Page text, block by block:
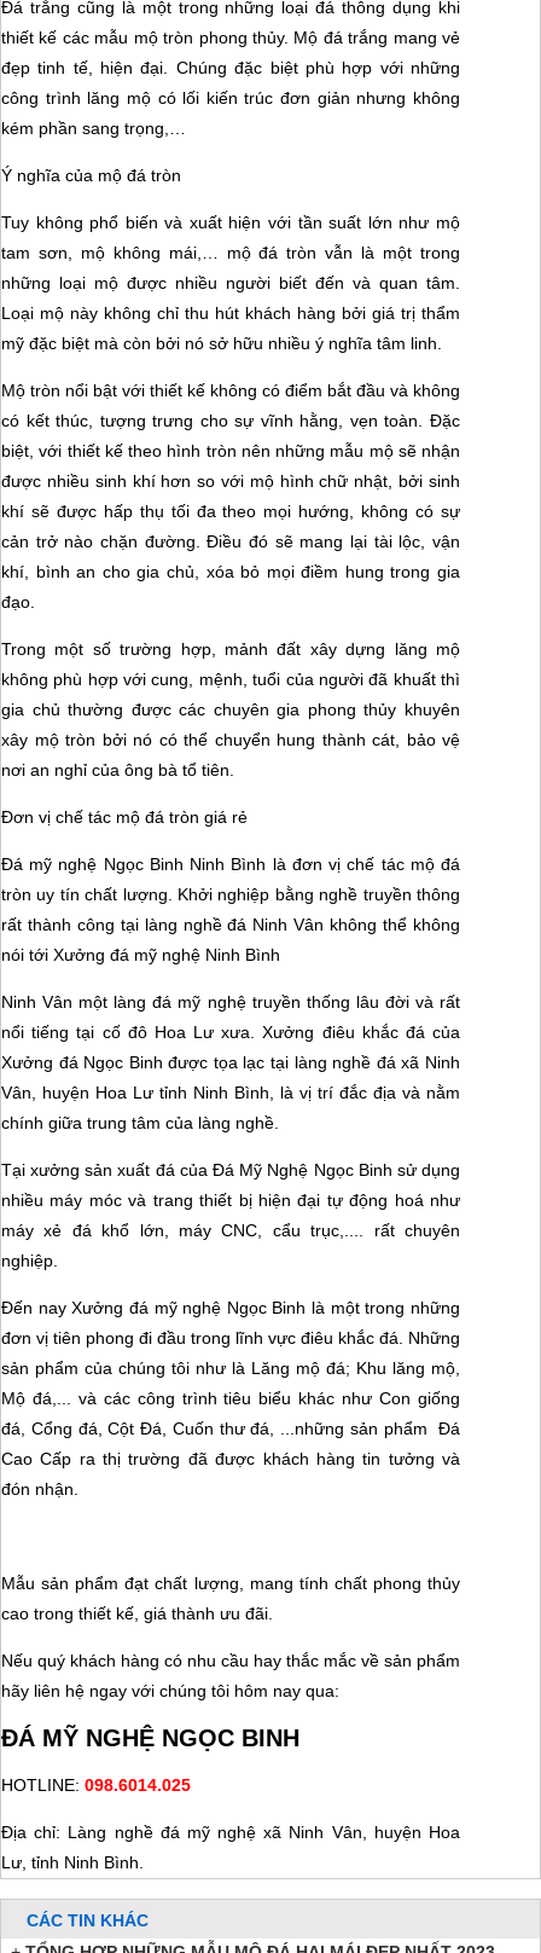
Đá trắng cũng là một trong những loại đá thông dụng khi
thiết kế các mẫu mộ tròn phong thủy. Mộ đá trắng mang vẻ
đẹp tinh tế, hiện đại. Chúng đặc biệt phù hợp với những
công trình lăng mộ có lối kiến trúc đơn giản nhưng không
kém phần sang trọng,…
Ý nghĩa của mộ đá tròn
Tuy không phổ biến và xuất hiện với tần suất lớn như mộ
tam sơn, mộ không mái,… mộ đá tròn vẫn là một trong
những loại mộ được nhiều người biết đến và quan tâm.
Loại mộ này không chỉ thu hút khách hàng bởi giá trị thẩm
mỹ đặc biệt mà còn bởi nó sở hữu nhiều ý nghĩa tâm linh.
Mộ tròn nổi bật với thiết kế không có điểm bắt đầu và không
có kết thúc, tượng trưng cho sự vĩnh hằng, vẹn toàn. Đặc
biệt, với thiết kế theo hình tròn nên những mẫu mộ sẽ nhận
được nhiều sinh khí hơn so với mộ hình chữ nhật, bởi sinh
khí sẽ được hấp thụ tối đa theo mọi hướng, không có sự
cản trở nào chặn đường. Điều đó sẽ mang lại tài lộc, vận
khí, bình an cho gia chủ, xóa bỏ mọi điềm hung trong gia
đạo.
Trong một số trường hợp, mảnh đất xây dựng lăng mộ
không phù hợp với cung, mệnh, tuổi của người đã khuất thì
gia chủ thường được các chuyên gia phong thủy khuyên
xây mộ tròn bởi nó có thể chuyển hung thành cát, bảo vệ
nơi an nghỉ của ông bà tổ tiên.
Đơn vị chế tác mộ đá tròn giá rẻ
Đá mỹ nghệ Ngọc Binh Ninh Bình là đơn vị chế tác mộ đá
tròn uy tín chất lượng. Khởi nghiệp bằng nghề truyền thông
rất thành công tại làng nghề đá Ninh Vân không thể không
nói tới Xưởng đá mỹ nghệ Ninh Bình
Ninh Vân một làng đá mỹ nghệ truyền thống lâu đời và rất
nổi tiếng tại cố đô Hoa Lư xưa. Xưởng điêu khắc đá của
Xưởng đá Ngọc Binh được tọa lạc tại làng nghề đá xã Ninh
Vân, huyện Hoa Lư tỉnh Ninh Bình, là vị trí đắc địa và nằm
chính giữa trung tâm của làng nghề.
Tại xưởng sản xuất đá của Đá Mỹ Nghệ Ngọc Binh sử dụng
nhiều máy móc và trang thiết bị hiện đại tự động hoá như
máy xẻ đá khổ lớn, máy CNC, cẩu trục,.... rất chuyên
nghiệp.
Đến nay Xưởng đá mỹ nghệ Ngọc Binh là một trong những
đơn vị tiên phong đi đầu trong lĩnh vực điêu khắc đá. Những
sản phẩm của chúng tôi như là Lăng mộ đá; Khu lăng mộ,
Mộ đá,... và các công trình tiêu biểu khác như Con giống
đá, Cổng đá, Cột Đá, Cuốn thư đá, ...những sản phẩm Đá
Cao Cấp ra thị trường đã được khách hàng tin tưởng và
đón nhận.
Mẫu sản phẩm đạt chất lượng, mang tính chất phong thủy
cao trong thiết kế, giá thành ưu đãi.
Nếu quý khách hàng có nhu cầu hay thắc mắc về sản phẩm
hãy liên hệ ngay với chúng tôi hôm nay qua:
ĐÁ MỸ NGHỆ NGỌC BINH
HOTLINE: 098.6014.025
Địa chỉ: Làng nghề đá mỹ nghệ xã Ninh Vân, huyện Hoa
Lư, tỉnh Ninh Bình.
CÁC TIN KHÁC